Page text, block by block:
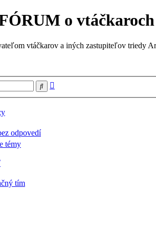
o vtáčkaroch
vtáčkarov a iných zastupiteľov triedy
Hľadať
odpovedí
témy
tím